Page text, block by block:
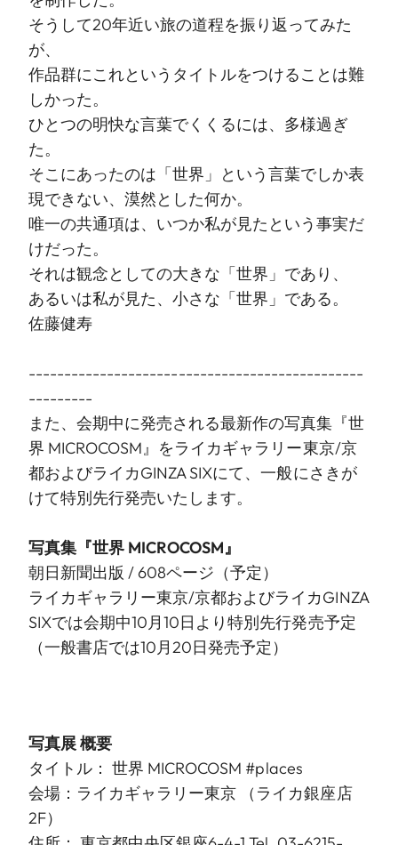
そうして20年近い旅の道程を振り返ってみた
が、
作品群にこれというタイトルをつけることは難
しかった。
ひとつの明快な言葉でくくるには、多様過ぎ
た。
そこにあったのは「世界」という言葉でしか表
現できない、漠然とした何か。
唯一の共通項は、いつか私が見たという事実だ
けだった。
それは観念としての大きな「世界」であり、
あるいは私が見た、小さな「世界」である。
佐藤健寿
-----------------------------------------------
---------
また、会期中に発売される最新作の写真集『世
界 MICROCOSM』をライカギャラリー東京/京
都およびライカGINZA SIXにて、一般にさきが
けて特別先行発売いたします。
写真集『世界 MICROCOSM』
朝日新聞出版 / 608ページ（予定）
ライカギャラリー東京/京都およびライカGINZA
SIXでは会期中10月10日より特別先行発売予定
（一般書店では10月20日発売予定）
写真展 概要
タイトル： 世界 MICROCOSM #places
会場： ライカギャラリー東京
（ライカ銀座店
2F）